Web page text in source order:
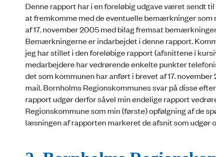
Denne rapport har i en foreløbig udgave været sendt
at fremkomme med de eventuelle bemærkninger
af 17. november 2005 med bilag fremsat
Bemærkningerne er indarbejdet i denne rapport.
jeg har stillet i den foreløbige rapport (afsnittene i
medarbejdere har vedrørende enkelte punkter
det som kommunen har anført i brevet af 17.
mail. Bornholms Regionskommunes svar på disse
rapport udgør derfor såvel min endelige rapport
Regionskommune som min (første) opfølgning af de
læsningen af rapporten markeret de afsnit som udgør